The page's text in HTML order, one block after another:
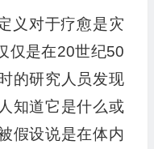
义对于疗愈是灾
仅是在20世纪50
的研究人员发现
知道它是什么或
假设说是在体内